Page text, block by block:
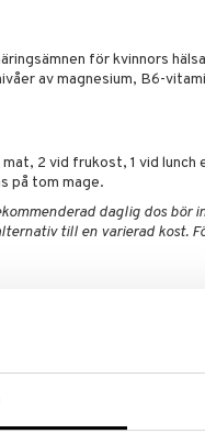
för kvinnors
av magnesium, B6-
2 vid frukost, 1 vid lunch
på tom mage.
daglig dos bör
till en varierad kost.
(magnesiumaskorbat), kapsel
kolinbitartrat, B6-
zinkcitrat, B2-vitamin
(D-alfa tokoferylsuccinat),
(PABA), A-vitamin